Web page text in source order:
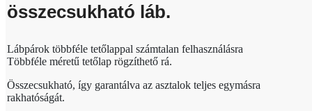
összecsukható láb.
Lábpárok többféle tetőlappal számtalan felhasználásra
Többféle méretű tetőlap rögzíthető rá.
Összecsukható, így garantálva az asztalok teljes egymásra
rakhatóságát.